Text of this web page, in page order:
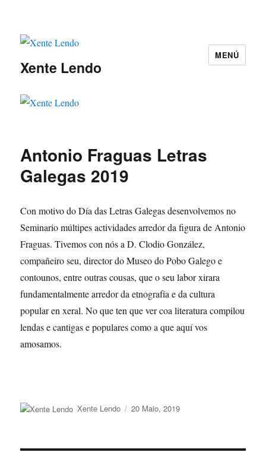
Xente Lendo
MENÚ
Antonio Fraguas Letras
Galegas 2019
Con motivo do Día das Letras Galegas desenvolvemos no
Seminario múltipes actividades arredor da figura de Antonio
Fraguas. Tivemos con nós a D. Clodio González,
compañeiro seu, director do Museo do Pobo Galego e
contounos, entre outras cousas, que o seu labor xirara
fundamentalmente arredor da etnografía e da cultura
popular en xeral. No que ten que ver coa literatura compilou
lendas e cantigas e populares como a que aquí vos
amosamos.
Autor
Xente Lendo
Publicado
20 Maio, 2019